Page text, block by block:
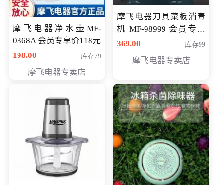
摩飞电器净水壶MF-
0368A 会员专享价118元
198.00
库存79
摩飞电器专卖店
摩飞电器刀具菜板消毒
机 MF-98999 会员专享
价286元
369.00 库存99
摩飞电器专卖店